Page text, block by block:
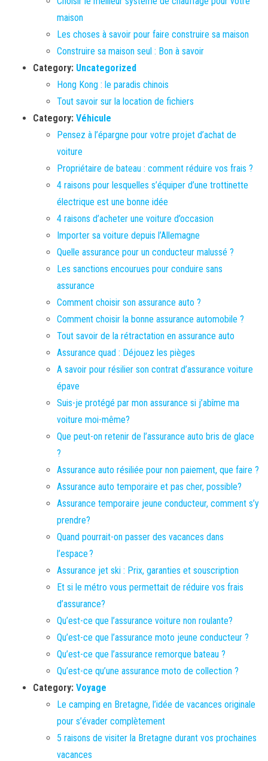
maison
Les choses à savoir pour faire construire sa maison
Construire sa maison seul : Bon à savoir
Category: Uncategorized
Hong Kong : le paradis chinois
Tout savoir sur la location de fichiers
Category: Véhicule
Pensez à l’épargne pour votre projet d’achat de
voiture
Propriétaire de bateau : comment réduire vos frais ?
4 raisons pour lesquelles s’équiper d’une trottinette
électrique est une bonne idée
4 raisons d’acheter une voiture d’occasion
Importer sa voiture depuis l’Allemagne
Quelle assurance pour un conducteur malussé ?
Les sanctions encourues pour conduire sans
assurance
Comment choisir son assurance auto ?
Comment choisir la bonne assurance automobile ?
Tout savoir de la rétractation en assurance auto
Assurance quad : Déjouez les pièges
A savoir pour résilier son contrat d’assurance voiture
épave
Suis-je protégé par mon assurance si j’abîme ma
voiture moi-même?
Que peut-on retenir de l’assurance auto bris de glace
?
Assurance auto résiliée pour non paiement, que faire ?
Assurance auto temporaire et pas cher, possible?
Assurance temporaire jeune conducteur, comment s’y
prendre?
Quand pourrait-on passer des vacances dans
l’espace ?
Assurance jet ski : Prix, garanties et souscription
Et si le métro vous permettait de réduire vos frais
d’assurance?
Qu’est-ce que l’assurance voiture non roulante?
Qu’est-ce que l’assurance moto jeune conducteur ?
Qu’est-ce que l’assurance remorque bateau ?
Qu’est-ce qu’une assurance moto de collection ?
Category: Voyage
Le camping en Bretagne, l’idée de vacances originale
pour s’évader complètement
5 raisons de visiter la Bretagne durant vos prochaines
vacances